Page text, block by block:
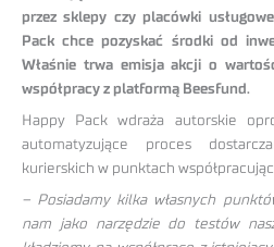
przez sklepy czy placówki
Pack chce pozyskać środki od
Właśnie trwa emisja akcji o
współpracy z platformą Beesfund.
Happy Pack wdraża autorskie
automatyzujące proces
kurierskich w punktach
– Posiadamy kilka własnych
nam jako narzędzie do testów